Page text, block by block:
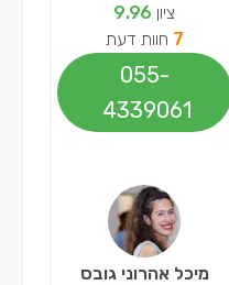
ציון 9.96
7 חוות דעת
055-
4339061
מיכל אהרוני גובס